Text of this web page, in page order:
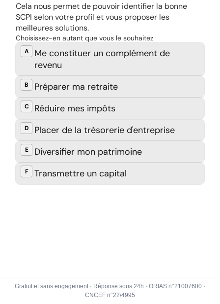
Gratuit et sans engagement · Réponse sous 24h · ORIAS n°21007600 ·
CNCEF n°22/4995